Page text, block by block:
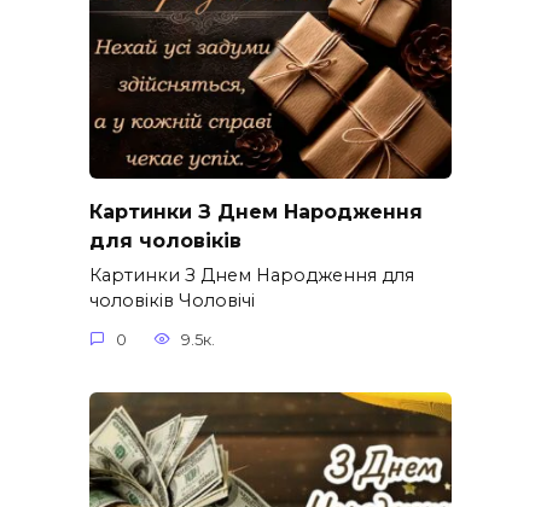
Картинки З Днем Народження
для чоловіків​
Картинки З Днем Народження для
чоловіків​ Чоловічі
0 9.5к.